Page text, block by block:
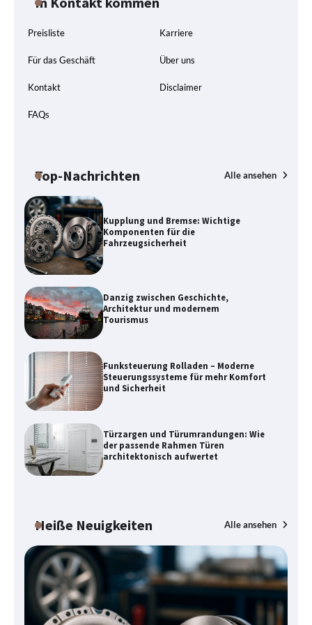
Preisliste Karriere
Für das Geschäft Über uns
Kontakt Disclaimer
FAQs
Top-Nachrichten Alle ansehen
Kupplung und Bremse: Wichtige
Komponenten für die
Fahrzeugsicherheit
Danzig zwischen Geschichte,
Architektur und modernem
Tourismus
Funksteuerung Rolladen – Moderne
Steuerungssysteme für mehr Komfort
und Sicherheit
Türzargen und Türumrandungen: Wie
der passende Rahmen Türen
architektonisch aufwertet
Heiße Neuigkeiten Alle ansehen
Danzig zwischen Geschichte,
Architektur und modernem Tourismus
Steuerungssysteme für mehr Komfort
Türzargen und Türumrandungen: Wie
der passende Rahmen Türen
architektonisch aufwertet